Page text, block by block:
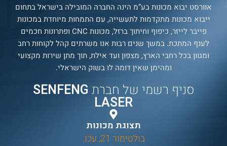
אוורסט יבוא מכונות בע”מ הינה החברה המובילה בישראל בתחום
ייבוא מכונות מתקדמות לתעשייה, עם התמחות מיוחדת במכונות
פייבר לייזר, כיפוף וחיתוך ברזל, מכונות CNC ופתרונות חכמים
לענף המתכת. במשך שנים רבות אנו משרתים קהל לקוחות רחב
ומגוון בכל רחבי הארץ, מצפון ועד אילת, תוך מתן שירות מקצועי
ומהימן שאין דומה לו בשוק הישראלי.
סניף רשמי של חברתSENFENG
LASER
תצוגת מכונות
בולטימור 21, עכו.